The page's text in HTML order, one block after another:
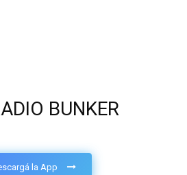
BUNKER
la App